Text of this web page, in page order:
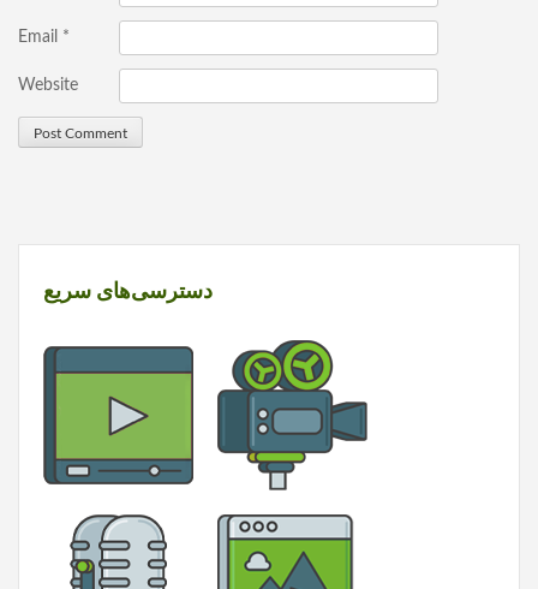
Email *
Website
دسترسی‌های سریع